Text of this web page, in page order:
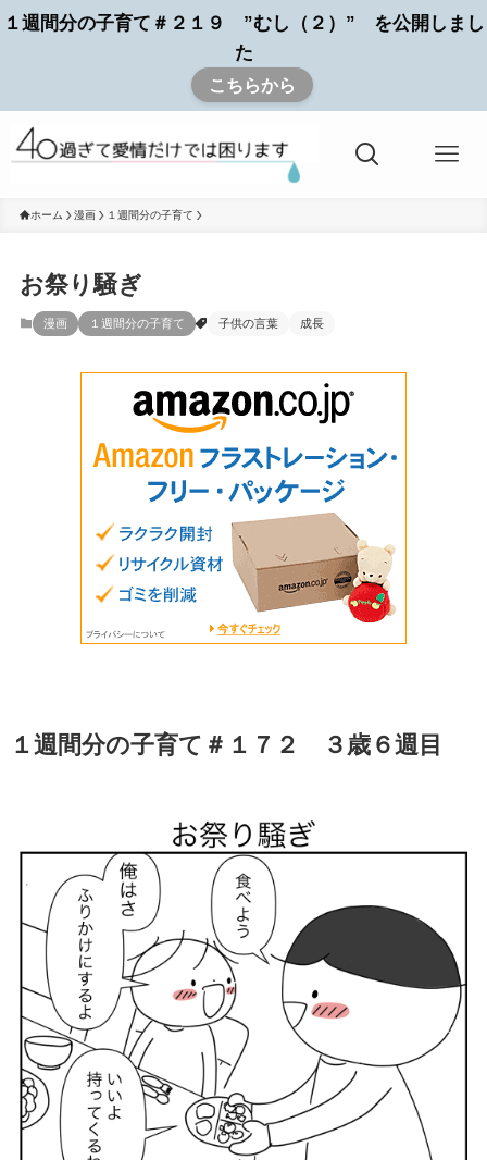
１週間分の子育て＃２１９ ”むし（２）” を公開しまし
た
こちらから
ホーム 漫画 １週間分の子育て
お祭り騒ぎ
漫画 １週間分の子育て 子供の言葉 成長
１週間分の子育て＃１７２ ３歳６週目